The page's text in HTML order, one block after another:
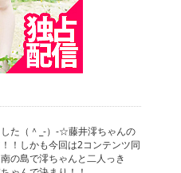
た（＾_-）-☆藤井澪ちゃんの
！しかも今回は2コンテンツ同
の島で澪ちゃんと二人っき